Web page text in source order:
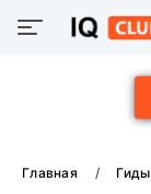
Главная Гиды